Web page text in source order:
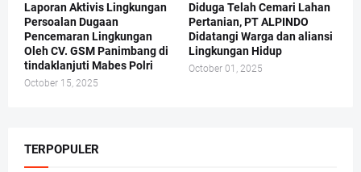
Laporan Aktivis Lingkungan
Persoalan Dugaan
Pencemaran Lingkungan
Oleh CV. GSM Panimbang di
tindaklanjuti Mabes Polri
October 15, 2025
Diduga Telah Cemari Lahan
Pertanian, PT ALPINDO
Didatangi Warga dan aliansi
Lingkungan Hidup
October 01, 2025
TERPOPULER